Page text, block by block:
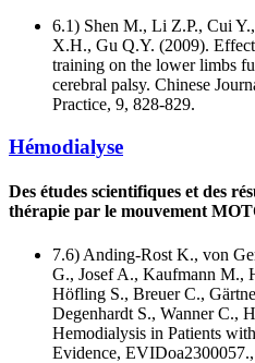
6.1) Shen M., Li Z.P., Cui
X.H., Gu Q.Y. (2009).
training on the lower limbs
cerebral palsy. Chinese
Practice, 9, 828-829.
Hémodialyse
Des études scientifiques et des
thérapie par le mouvement
7.6) Anding-Rost K., von
G., Josef A., Kaufmann M.,
Höfling S., Breuer C.,
Degenhardt S., Wanner C.,
Hemodialysis in Patients
Evidence,